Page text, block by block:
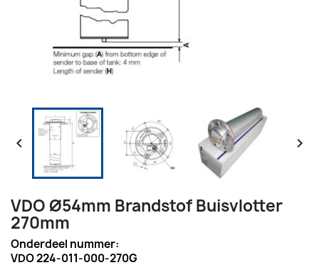
 
VDO Ø54mm Brandstof Buisvlotter
270mm
Onderdeel nummer:
VDO 224-011-000-270G